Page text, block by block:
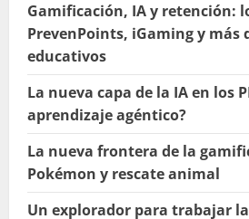
Gamificación, IA y retención:
PrevenPoints, iGaming y más
educativos
La nueva capa de la IA en los
aprendizaje agéntico?
La nueva frontera de la
Pokémon y rescate animal
Un explorador para trabajar